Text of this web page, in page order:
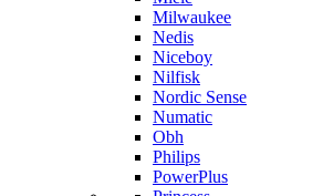
Milwaukee
Nedis
Niceboy
Nilfisk
Nordic Sense
Numatic
Obh
Philips
PowerPlus